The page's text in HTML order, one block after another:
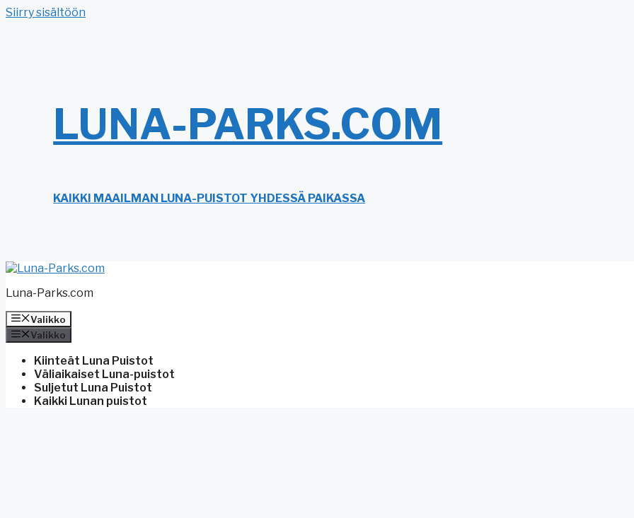
Siirry sisältöön
LUNA-PARKS.COM
KAIKKI MAAILMAN LUNA-PUISTOT YHDESSÄ PAIKASSA
Luna-Parks.com
Valikko
Valikko
Kiinteät Luna Puistot
Väliaikaiset Luna-puistot
Suljetut Luna Puistot
Kaikki Lunan puistot